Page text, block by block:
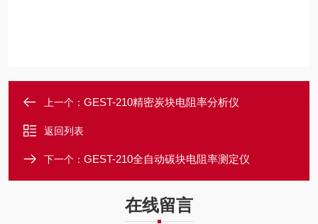
上一个： GEST-210精密炭块电阻率分析仪
返回列表
下一个： GEST-210全自动碳块电阻率测定仪
在线留言